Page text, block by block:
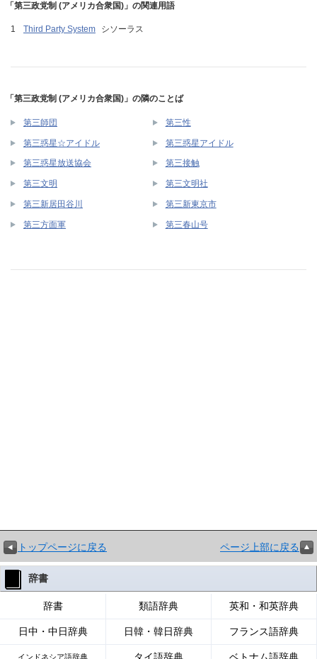
「第三政党制 (アメリカ合衆国)」の関連用語
Third Party System シソーラス
「第三政党制 (アメリカ合衆国)」の隣のことば
第三師団 第三性
第三惑星☆アイドル 第三惑星アイドル
第三惑星放送協会 第三接触
第三文明 第三文明社
第三新居田谷川 第三新東京市
第三方面軍 第三春山号
トップページに戻る ページ上部に戻る
辞書
辞書 類語辞典 英和・和英辞典
日中・中日辞典 日韓・韓日辞典 フランス語辞典
インドネシア語辞典